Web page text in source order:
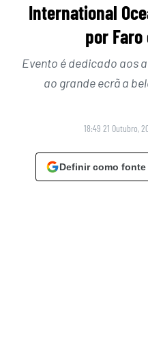
International
por
Evento é dedicado aos
ao grande ecrã a
18:49 21 Outubro,
Definir como